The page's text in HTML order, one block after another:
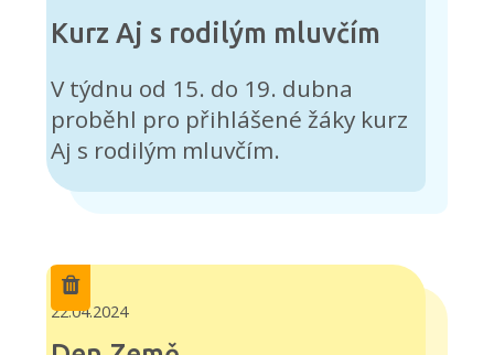
Kurz Aj s rodilým mluvčím
V týdnu od 15. do 19. dubna
proběhl pro přihlášené žáky kurz
Aj s rodilým mluvčím.
22.04.2024